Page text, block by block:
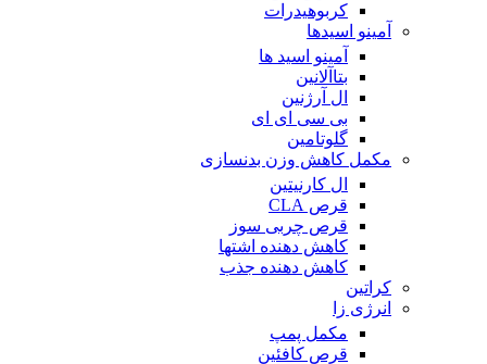
کربوهیدرات
آمینو اسیدها
آمینو اسید ها
بتاآلانین
ال آرژنین
بی سی ای ای
گلوتامین
مکمل کاهش وزن بدنسازی
ال کارنیتین
قرص CLA
قرص چربی سوز
کاهش دهنده اشتها
کاهش دهنده جذب
کراتین
انرژی زا
مکمل پمپ
قرص کافئین